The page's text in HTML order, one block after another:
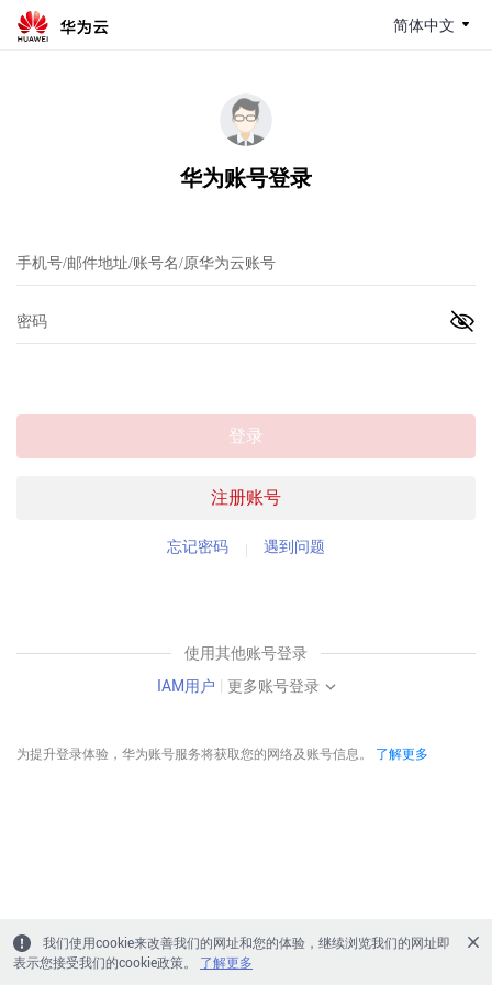
简体中文
华为账号登录
注册账号
登录
忘记密码 遇到问题
使用其他账号登录
IAM用户 | 更多账号登录
为提升登录体验，华为账号服务将获取您的网络及账号信息。 了解更多
我们使用cookie来改善我们的网址和您的体验，继续浏览我们的网址即
表示您接受我们的cookie政策。
了解更多